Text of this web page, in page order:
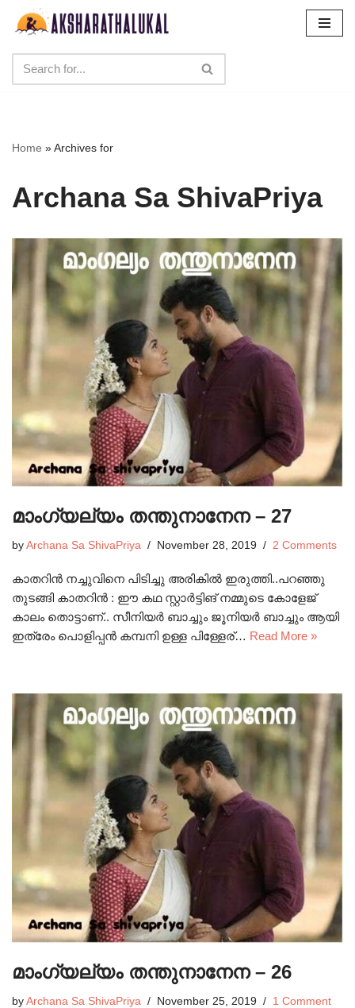
content
Home »Archives for
Archana Sa ShivaPriya
മാംഗ്യല്യം തന്തുനാനേന – 27
by Archana Sa ShivaPriya November 28, 2019 2 Comments
കാതറിൻ നച്ചുവിനെ പിടിച്ചു അരികിൽ ഇരുത്തി..പറഞ്ഞു
തുടങ്ങി കാതറിൻ : ഈ കഥ സ്റ്റാർട്ടിങ് നമ്മുടെ കോളേജ്
കാലം തൊട്ടാണ്.. സീനിയർ ബാച്ചും ജൂനിയർ ബാച്ചും ആയി
ഇത്രേം പൊളിപ്പൻ കമ്പനി ഉള്ള പിള്ളേര്… Read More »
മാംഗ്യല്യം തന്തുനാനേന – 26
by Archana Sa ShivaPriya November 25, 2019 1 Comment